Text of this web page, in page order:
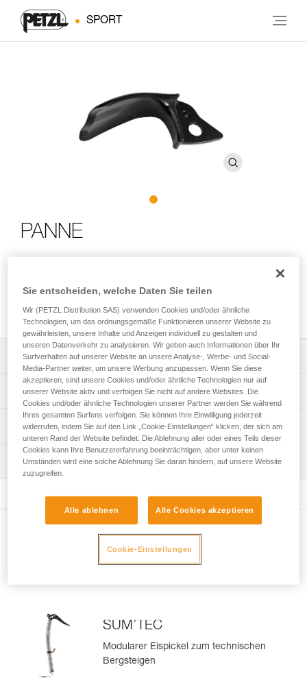
SPORT
PANNE
Breite Schaufel zum effizienten Freischlagen von Eis, zum
Schlagen von Stufen oder einer Plattform.
Leistungsverzeichnis
Kompatibel mit den Eisgeräten SUM'TEC, QUARK, NOMIC
und ERGONOMIC.
Technische Spezifikationen
Material: Stahl
Zertifizierung(en): CE, UIAA
Zugrundeliegende Spezifikationen
Gewicht : 69 g
Garantie : 3
Verpackung : 1
Technische Informationen
Gebrauchsanleitung
Das PDF herunterladen technical-notice-ice-axes-
accessories
Häufige Fragen
Häufige Fragen
See all technical content
Wartung
Weitere Produkte
SUM’TEC
Modularer Eispickel zum technischen
Bergsteigen
Sie entscheiden, welche Daten Sie teilen
Wir (PETZL Distribution SAS) verwenden Cookies und/oder ähnliche
Technologien, um das ordnungsgemäße Funktionieren unserer Website zu
gewährleisten, unsere Inhalte und Anzeigen individuell zu gestalten und
unseren Datenverkehr zu analysieren. Wir geben auch Informationen über Ihr
Surfverhalten auf unserer Website an unsere Analyse-, Werbe- und Social-
Media-Partner weiter, um unsere Werbung anzupassen. Wenn Sie diese
akzeptieren, sind unsere Cookies und/oder ähnliche Technologien nur auf
unserer Website aktiv und verfolgen Sie nicht auf andere Websites. Die
Cookies und/oder ähnliche Technologien unserer Partner werden Sie während
Ihres gesamten Surfens verfolgen. Sie können Ihre Einwilligung jederzeit
widerrufen, indem Sie auf den Link „Cookie-Einstellungen“ klicken, der sich am
unteren Rand der Website befindet. Die Ablehnung aller oder eines Teils dieser
Cookies kann Ihre Benutzererfahrung beeinträchtigen, aber unter keinen
Umständen wird eine solche Ablehnung Sie daran hindern, auf unsere Website
zuzugreifen.
Alle ablehnen Alle Cookies akzeptieren
Cookie-Einstellungen